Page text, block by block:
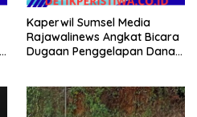
Kaperwil Sumsel Media
Rajawalinews Angkat Bicara
Dugaan Penggelapan Dana
Hilang 3 Bulan Bawa
Anggaran Pembangunan